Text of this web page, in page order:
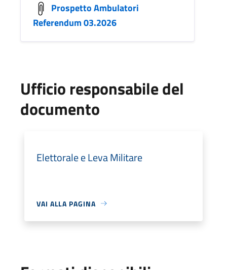
Prospetto Ambulatori
Referendum 03.2026
Ufficio responsabile del
documento
Elettorale e Leva Militare
VAI ALLA PAGINA